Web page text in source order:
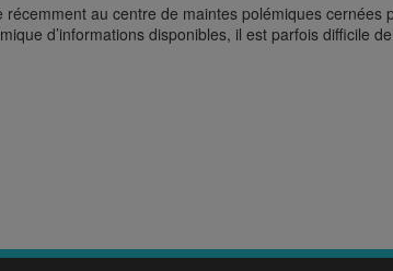
récemment au centre de maintes polémiques
d’informations disponibles, il est parfois difficile